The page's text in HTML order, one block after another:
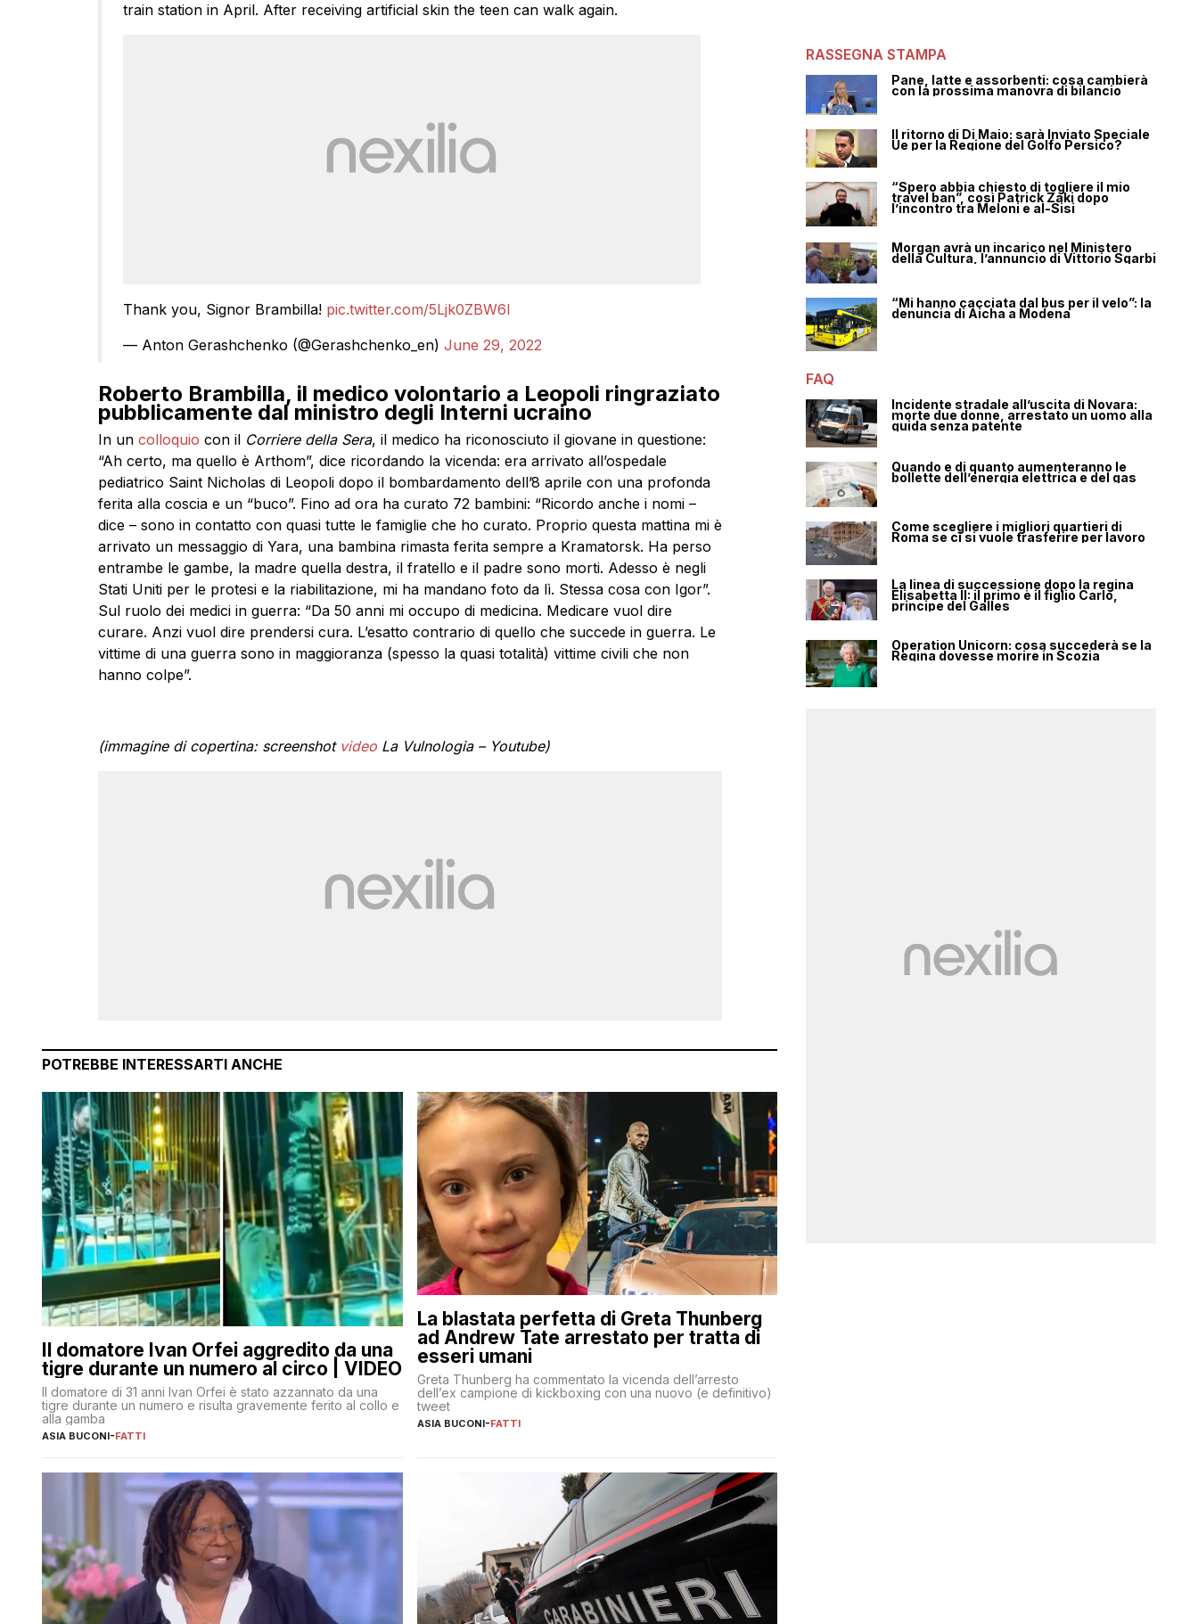
train station in April. After receiving artificial skin the teen can walk again.
Thank you, Signor Brambilla! pic.twitter.com/5Ljk0ZBW6l
— Anton Gerashchenko (@Gerashchenko_en) June 29, 2022
Roberto Brambilla, il medico volontario a Leopoli ringraziato
pubblicamente dal ministro degli Interni ucraino
In un colloquio con il Corriere della Sera, il medico ha riconosciuto il giovane in questione:
“Ah certo, ma quello è Arthom”, dice ricordando la vicenda: era arrivato all’ospedale
pediatrico Saint Nicholas di Leopoli dopo il bombardamento dell’8 aprile con una profonda
ferita alla coscia e un “buco”. Fino ad ora ha curato 72 bambini: “Ricordo anche i nomi –
dice – sono in contatto con quasi tutte le famiglie che ho curato. Proprio questa mattina mi è
arrivato un messaggio di Yara, una bambina rimasta ferita sempre a Kramatorsk. Ha perso
entrambe le gambe, la madre quella destra, il fratello e il padre sono morti. Adesso è negli
Stati Uniti per le protesi e la riabilitazione, mi ha mandano foto da lì. Stessa cosa con Igor”.
Sul ruolo dei medici in guerra: “Da 50 anni mi occupo di medicina. Medicare vuol dire
curare. Anzi vuol dire prendersi cura. L’esatto contrario di quello che succede in guerra. Le
vittime di una guerra sono in maggioranza (spesso la quasi totalità) vittime civili che non
hanno colpe”.
(immagine di copertina: screenshot videoLa Vulnologia – Youtube)
POTREBBE INTERESSARTI ANCHE
Il domatore Ivan Orfei aggredito da una
tigre durante un numero al circo | VIDEO
Il domatore di 31 anni Ivan Orfei è stato azzannato da una
tigre durante un numero e risulta gravemente ferito al collo e
alla gamba
ASIA BUCONI-FATTI
La blastata perfetta di Greta Thunberg
ad Andrew Tate arrestato per tratta di
esseri umani
Greta Thunberg ha commentato la vicenda dell’arresto
dell’ex campione di kickboxing con una nuovo (e definitivo)
tweet
ASIA BUCONI-FATTI
RASSEGNA STAMPA
Pane, latte e assorbenti: cosa cambierà
con la prossima manovra di bilancio
Il ritorno di Di Maio: sarà Inviato Speciale
Ue per la Regione del Golfo Persico?
“Spero abbia chiesto di togliere il mio
travel ban”, così Patrick Zaki dopo
l’incontro tra Meloni e al-Sisi
Morgan avrà un incarico nel Ministero
della Cultura, l’annuncio di Vittorio Sgarbi
“Mi hanno cacciata dal bus per il velo”: la
denuncia di Aicha a Modena
FAQ
Incidente stradale all’uscita di Novara:
morte due donne, arrestato un uomo alla
guida senza patente
Quando e di quanto aumenteranno le
bollette dell’energia elettrica e del gas
Come scegliere i migliori quartieri di
Roma se ci si vuole trasferire per lavoro
La linea di successione dopo la regina
Elisabetta II: il primo è il figlio Carlo,
principe del Galles
Operation Unicorn: cosa succederà se la
Regina dovesse morire in Scozia